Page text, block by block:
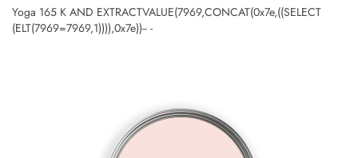
Yoga 165 K AND EXTRACTVALUE(7969,CONCAT(0x7e,((SELECT
(ELT(7969=7969,1)))),0x7e))-- -